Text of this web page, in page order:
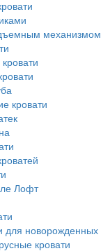
механизмом
кровати
Лофт
для новорожденных
кровати